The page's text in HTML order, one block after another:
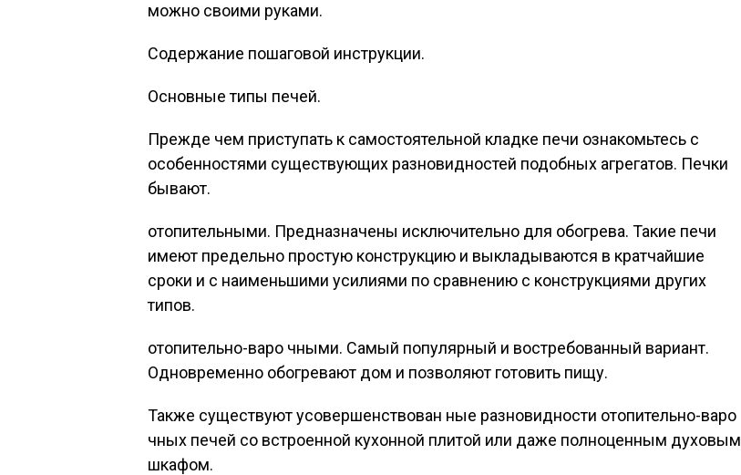
можно своими руками.
Содержание пошаговой инструкции.
Основные типы печей.
Прежде чем приступать к самостоятельной кладке печи ознакомьтесь с
особенностями существующих разновидностей подобных агрегатов. Печки
бывают.
отопительными. Предназначены исключительно для обогрева. Такие печи
имеют предельно простую конструкцию и выкладываются в кратчайшие
сроки и с наименьшими усилиями по сравнению с конструкциями других
типов.
отопительно-варо чными. Самый популярный и востребованный вариант.
Одновременно обогревают дом и позволяют готовить пищу.
Также существуют усовершенствован ные разновидности отопительно-варо
чных печей со встроенной кухонной плитой или даже полноценным духовым
шкафом.